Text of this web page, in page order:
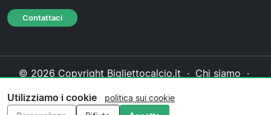
Contattaci
© 2026 Copyright Bigliettocalcio.it · Chi siamo ·
cookie·Politica editoriale
Utilizziamo i cookie
politica sui cookie